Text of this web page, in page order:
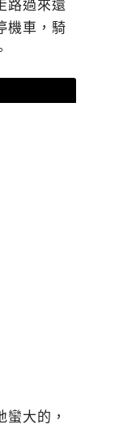
路過來還
機車，騎
大的，